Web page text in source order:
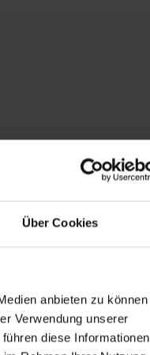
Über Cookies
anbieten zu können
Verwendung unserer
diese Informationen